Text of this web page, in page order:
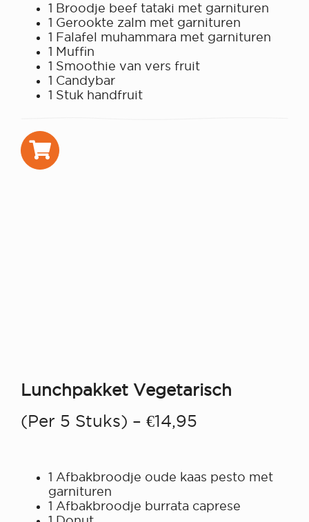
1 Broodje beef tataki met garnituren
1 Gerookte zalm met garnituren
1 Falafel muhammara met garnituren
1 Muffin
1 Smoothie van vers fruit
1 Candybar
1 Stuk handfruit
Lunchpakket Vegetarisch
(per 5 Stuks) – €14,95
1 Afbakbroodje oude kaas pesto met
garnituren
1 Afbakbroodje burrata caprese